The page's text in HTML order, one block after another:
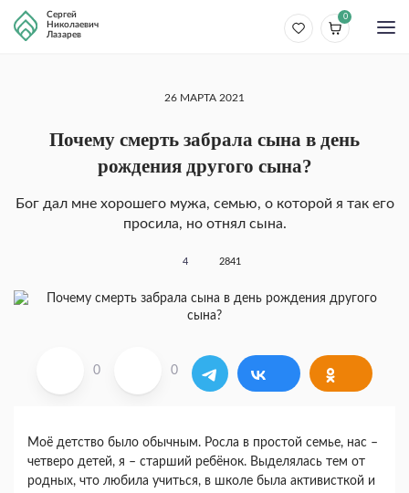
Сергей
Николаевич
Лазарев
0
26 МАРТА 2021
Почему смерть забрала сына в день
рождения другого сына?
Бог дал мне хорошего мужа, семью, о которой я так его
просила, но отнял сына.
4 2841
0 0
Моё детство было обычным. Росла в простой семье, нас –
четверо детей, я – старший ребёнок. Выделялась тем от
родных, что любила учиться, в школе была активисткой и